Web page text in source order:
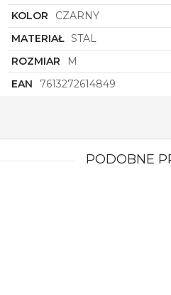
KOLOR
CZARNY
MATERIAŁ STAL
ROZMIAR
M
EAN
7613272614849
PODOBNE